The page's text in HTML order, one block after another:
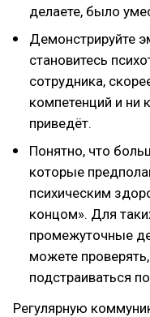
делаете, было
Демонстрируйте
становитесь
сотрудника,
компетенций и ни
приведёт.
Понятно, что
которые
психическим
концом». Для
промежуточные
можете
подстраиваться
Регулярную